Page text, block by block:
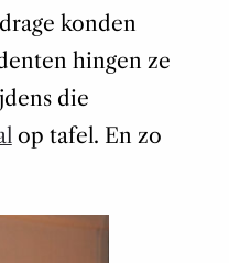
konden
hingen ze
die
op tafel. En zo